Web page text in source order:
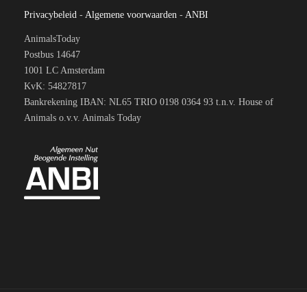
Privacybeleid - Algemene voorwaarden - ANBI
AnimalsToday
Postbus 14647
1001 LC Amsterdam
KvK: 54827817
Bankrekening IBAN: NL65 TRIO 0198 0364 93 t.n.v. House of
Animals o.v.v. Animals Today